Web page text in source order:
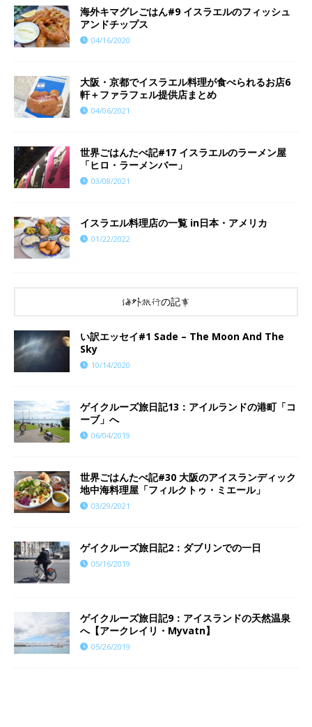
海外キマグレごはん#9 イスラエルのフィッシュ
アンドチップス
04/16/2020
大阪・京都でイスラエル料理が食べられるお店6
軒＋ファラフェル提供店まとめ
04/06/2021
世界ごはんたべ記#17 イスラエルのラーメン屋
「ヒロ・ラーメンバー」
03/08/2021
イスラエル料理店の一覧 in日本・アメリカ
01/22/2022
海外旅行の記事
い訳エッセイ#1 Sade – The Moon And The
Sky
10/14/2020
ゲイクルーズ旅日記13：アイルランドの港町「コ
ーブ」へ
06/04/2019
世界ごはんたべ記#30 大阪のアイスランディック
地中海料理屋「フィルクトゥ・ミエール」
03/29/2021
ゲイクルーズ旅日記2：ダブリンでの一日
05/16/2019
ゲイクルーズ旅日記9：アイスランドの天然温泉
へ【アークレイリ・Myvatn】
05/26/2019